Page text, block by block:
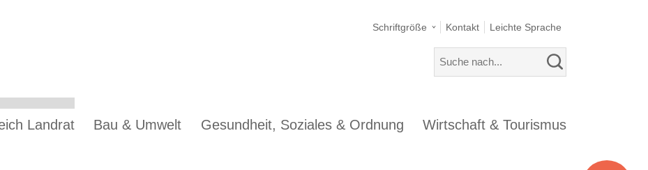
Schriftgröße Kontakt Leichte Sprache
Landrat Bau & Umwelt Gesundheit, Soziales & Ordnung Wirtschaft & Tourismus